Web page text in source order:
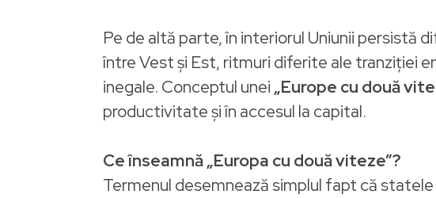
Pe de altă parte, în interiorul Uniunii persistă
între Vest și Est, ritmuri diferite ale tranziției
inegale. Conceptul unei „Europe cu două
productivitate și în accesul la capital.
Ce înseamnă „Europa cu două viteze”?
Termenul desemnează simplul fapt că